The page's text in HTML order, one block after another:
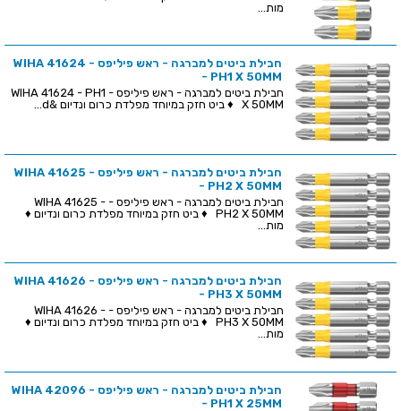
מות...
חבילת ביטים למברגה - ראש פיליפס - WIHA 41624
- PH1 X 50MM
חבילת ביטים למברגה - ראש פיליפס - WIHA 41624 - PH1
X 50MM ♦ ביט חזק במיוחד מפלדת כרום ונדיום &d...
חבילת ביטים למברגה - ראש פיליפס - WIHA 41625
- PH2 X 50MM
חבילת ביטים למברגה - ראש פיליפס - WIHA 41625 -
PH2 X 50MM ♦ ביט חזק במיוחד מפלדת כרום ונדיום ♦
מות...
חבילת ביטים למברגה - ראש פיליפס - WIHA 41626
- PH3 X 50MM
חבילת ביטים למברגה - ראש פיליפס - WIHA 41626 -
PH3 X 50MM ♦ ביט חזק במיוחד מפלדת כרום ונדיום ♦
מות...
חבילת ביטים למברגה - ראש פיליפס - WIHA 42096
- PH1 X 25MM